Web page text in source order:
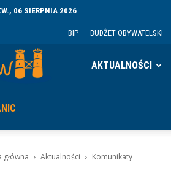
06 SIERPNIA 2026
BIP BUDŻET OBYWATELSKI
AKTUALNOŚCI
główna Aktualności Komunikaty